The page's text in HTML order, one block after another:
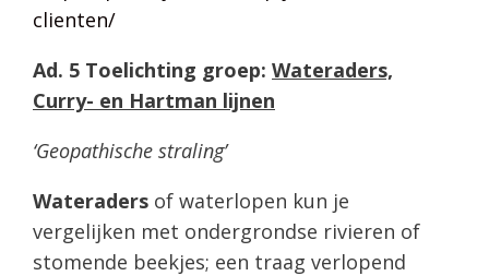
clienten/
Ad. 5 Toelichting groep: Wateraders,
Curry- en Hartman lijnen
‘Geopathische straling’
Wateraders of waterlopen kun je
vergelijken met ondergrondse rivieren of
stomende beekjes; een traag verlopend